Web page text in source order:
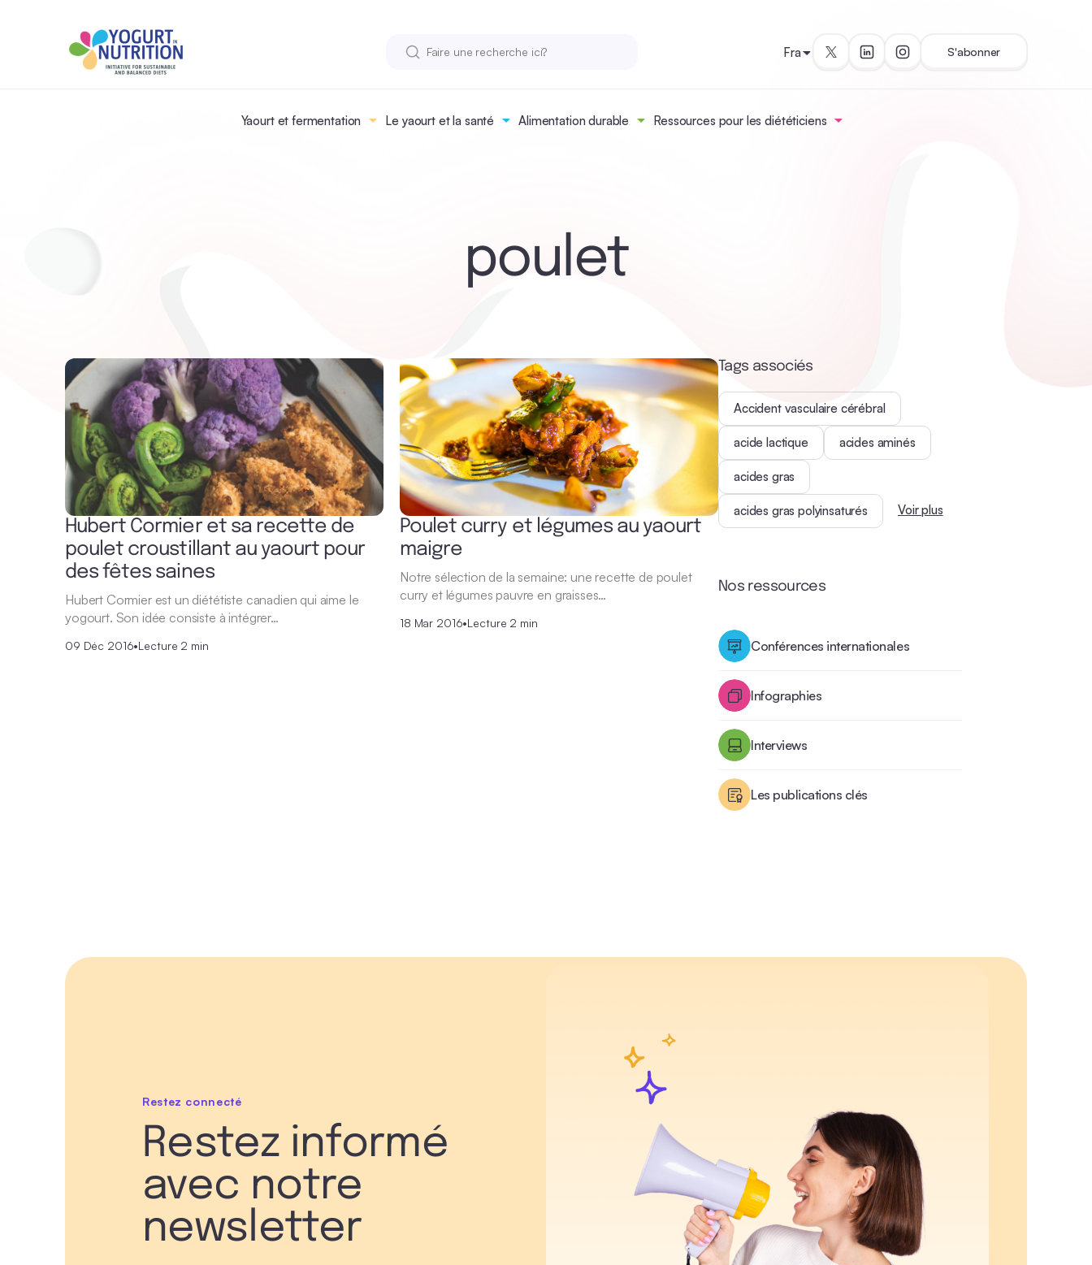
Yaourt et fermentation Le yaourt et la santé Alimentation durable Ressources pour les diététiciens
Fra S'abonner
poulet
Hubert Cormier et sa recette de
poulet croustillant au yaourt pour
des fêtes saines
Hubert Cormier est un diététiste canadien qui aime le
yogourt. Son idée consiste à intégrer…
09 Déc 2016•Lecture 2 min
Poulet curry et légumes au yaourt
maigre
Notre sélection de la semaine: une recette de poulet
curry et légumes pauvre en graisses…
18 Mar 2016•Lecture 2 min
Tags associés
Accident vasculaire cérébral
acide lactique acides aminés
acides gras
acides gras polyinsaturés Voir plus
Nos ressources
Conférences internationales
Infographies
Interviews
Les publications clés
Restez connecté
Restez informé
avec notre
newsletter